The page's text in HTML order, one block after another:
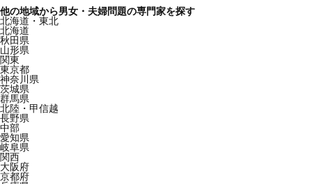
他の地域から男女・夫婦問題の専門家を探す
北海道・東北
北海道
秋田県
山形県
関東
東京都
神奈川県
茨城県
群馬県
北陸・甲信越
長野県
中部
愛知県
岐阜県
関西
大阪府
京都府